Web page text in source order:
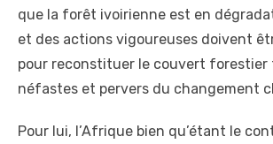
que la forêt ivoirienne est en
et des actions vigoureuses doivent
pour reconstituer le couvert forestier
néfastes et pervers du changement
Pour lui, l’Afrique bien qu’étant le